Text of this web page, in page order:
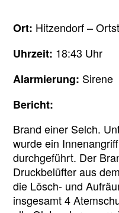
Ort: Hitzendorf –
Uhrzeit: 18:43 Uhr
Alarmierung: Sirene
Bericht:
Brand einer Selch.
wurde ein
durchgeführt. Der
Druckbelüfter aus
die Lösch- und
insgesamt 4